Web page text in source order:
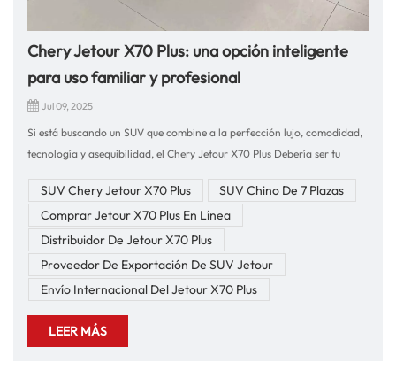
Chery Jetour X70 Plus: una opción inteligente
para uso familiar y profesional
Jul 09, 2025
Si está buscando un SUV que combine a la perfección lujo, comodidad,
tecnología y asequibilidad, el Chery Jetour X70 Plus Debería ser tu
modernas y los mercados internacionales, este SUV de 7 plazas ofrece
una experiencia de conducción excepcional y una propuesta de alto
valor para la propiedad.Experiencia de conducción y rendimientoDesde
el momento en que te pones al volante, el Jetour X70 Plus ofrece una
rendimiento y eficiencia de combustible. Ya sea que conduzcas por
autopista o por ciudad, la entrega de potencia es suave y sensible.El
SUV Chery Jetour X70 Plus
SUV Chino De 7 Plazas
Comprar Jetour X70 Plus En Línea
Distribuidor De Jetour X70 Plus
Proveedor De Exportación De SUV Jetour
Envío Internacional Del Jetour X70 Plus
LEER MÁS